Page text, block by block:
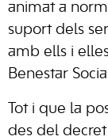
animat a
suport dels
amb ells i
Benestar
Tot i que la
des del decret